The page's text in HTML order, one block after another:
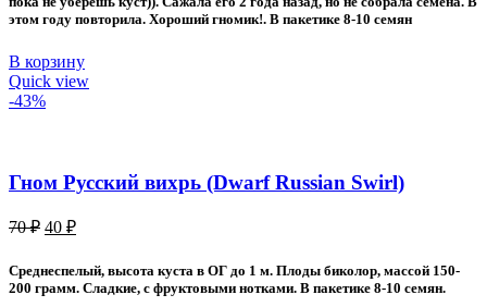
этом году повторила. Хороший гномик!. В пакетике 8-10 семян
В корзину
Quick view
-43%
Гном Русский вихрь (Dwarf Russian Swirl)
70₽ Первоначальная
составляла
70 ₽.
40 ₽Текущая
40 ₽.
Среднеспелый, высота куста в ОГ до 1 м. Плоды биколор, массой 150-
200 грамм. Сладкие, с фруктовыми нотками. В пакетике 8-10 семян.